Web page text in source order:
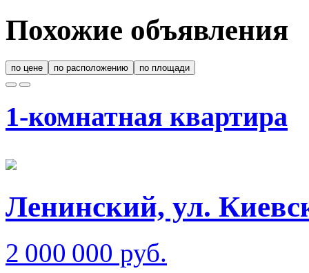
Похожие объявления
по цене по расположению по площади
1-комнатная квартира
Ленинский, ул.
2 000 000 руб.